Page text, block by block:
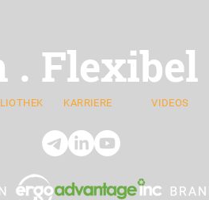
. Flexibel
KARRIERE VIDEOS